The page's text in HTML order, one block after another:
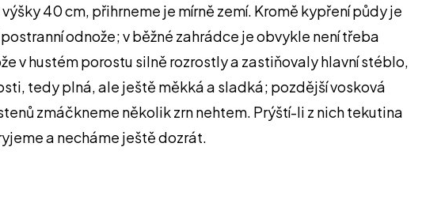
40 cm, přihrneme je mírně zemí. Kromě kypření půdy je
odnože; v běžné zahrádce je obvykle není třeba
v hustém porostu silně rozrostly a zastiňovaly hlavní stéblo,
tedy plná, ale ještě měkká a sladká; pozdější vosková
zmáčkneme několik zrn nehtem. Prýští-li z nich tekutina
a necháme ještě dozrát.